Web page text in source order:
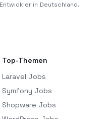
in Deutschland.
Top-Themen
Laravel Jobs
Symfony Jobs
Shopware Jobs